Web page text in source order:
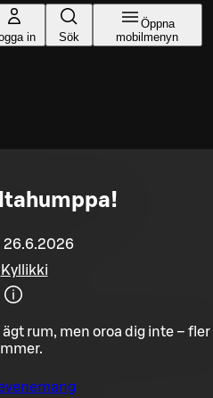
in Sök
Öppna
mobilmenyn
26.6.2026
Kyllikki
rum, men oroa dig inte – fler